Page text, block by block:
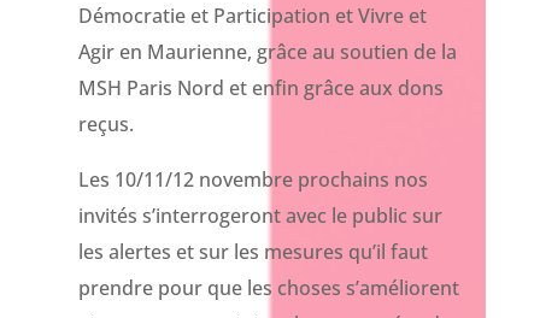
Démocratie et Participation et Vivre et
Agir en Maurienne, grâce au soutien de la
MSH Paris Nord et enfin grâce aux dons
reçus.
Les 10/11/12 novembre prochains nos
invités s’interrogeront avec le public sur
les alertes et sur les mesures qu’il faut
prendre pour que les choses s’améliorent